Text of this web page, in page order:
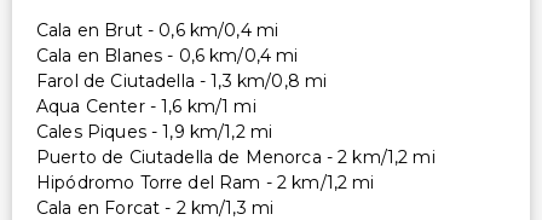
Cala en Brut - 0,6 km/0,4 mi
Cala en Blanes - 0,6 km/0,4 mi
Farol de Ciutadella - 1,3 km/0,8 mi
Aqua Center - 1,6 km/1 mi
Cales Piques - 1,9 km/1,2 mi
Puerto de Ciutadella de Menorca - 2 km/1,2 mi
Hipódromo Torre del Ram - 2 km/1,2 mi
Cala en Forcat - 2 km/1,3 mi